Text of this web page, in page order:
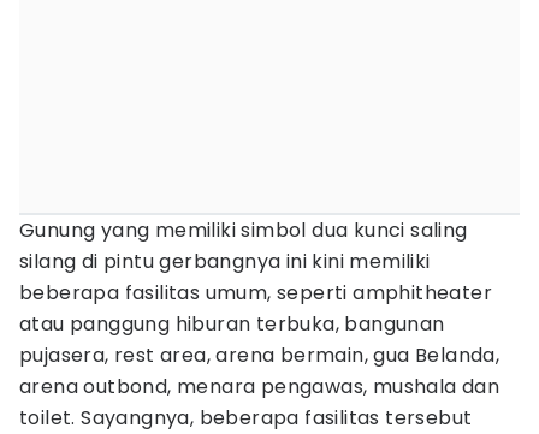
Gunung yang memiliki simbol dua kunci saling
silang di pintu gerbangnya ini kini memiliki
beberapa fasilitas umum, seperti amphitheater
atau panggung hiburan terbuka, bangunan
pujasera, rest area, arena bermain, gua Belanda,
arena outbond, menara pengawas, mushala dan
toilet. Sayangnya, beberapa fasilitas tersebut